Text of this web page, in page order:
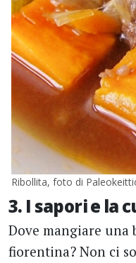
Ribollita, foto di
3. I sapori e la
Dove mangiare una
fiorentina? Non ci